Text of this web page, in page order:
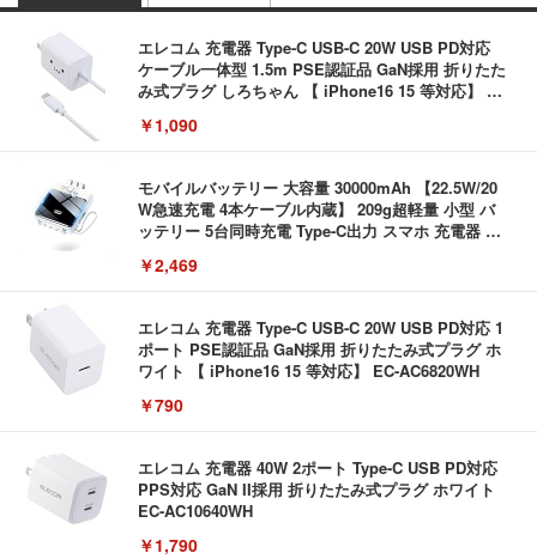
エレコム 充電器 Type-C USB-C 20W USB PD対応
ケーブル一体型 1.5m PSE認証品 GaN採用 折りたた
み式プラグ しろちゃん 【 iPhone16 15 等対応】 E
￥1,090
モバイルバッテリー 大容量 30000mAh 【22.5W/20
W急速充電 4本ケーブル内蔵】 209g超軽量 小型 バ
ッテリー 5台同時充電 Type-C出力 スマホ 充電器 LC
携帯充電器 停電対策 アウトドア/旅行/出張/防災/緊
急用 iOS/Android各種他対応 機内持込可 (高級白い)
￥2,469
エレコム 充電器 Type-C USB-C 20W USB PD対応 1
ポート PSE認証品 GaN採用 折りたたみ式プラグ ホ
ワイト 【 iPhone16 15 等対応】 EC-AC6820WH
￥790
エレコム 充電器 40W 2ポート Type-C USB PD対応
PPS対応 GaN II採用 折りたたみ式プラグ ホワイト
EC-AC10640WH
￥1,790